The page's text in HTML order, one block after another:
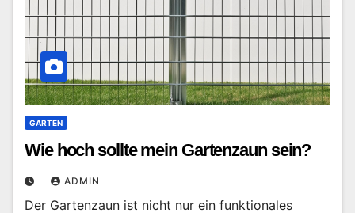
GARTEN
Wie hoch sollte mein Gartenzaun sein?
ADMIN
Der Gartenzaun ist nicht nur ein funktionales